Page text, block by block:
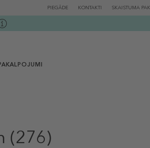
PIEGĀDE KONTAKTI SKAISTUMA
(276)